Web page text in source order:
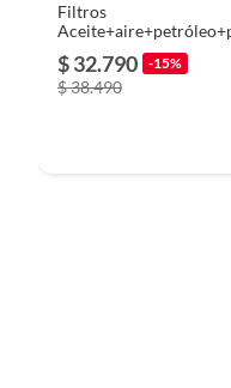
Color
Ancho
Filtros
n Mahindra Pick Up 11/
$ 32.790 -15%
$ 38.490